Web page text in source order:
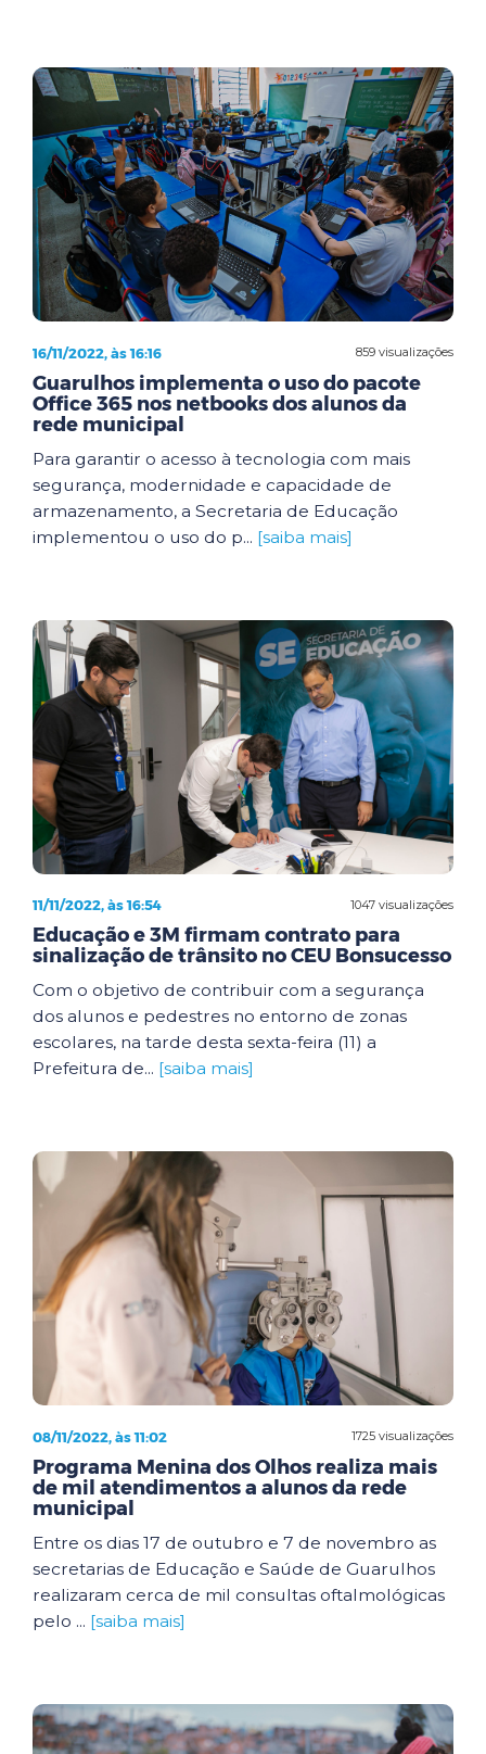
859 visualizações
16/11/2022, às 16:16
Guarulhos implementa o uso do pacote
Office 365 nos netbooks dos alunos da
rede municipal
Para garantir o acesso à tecnologia com mais
segurança, modernidade e capacidade de
armazenamento, a Secretaria de Educação
implementou o uso do p... [saiba mais]
1047 visualizações
11/11/2022, às 16:54
Educação e 3M firmam contrato para
sinalização de trânsito no CEU Bonsucesso
Com o objetivo de contribuir com a segurança
dos alunos e pedestres no entorno de zonas
escolares, na tarde desta sexta-feira (11) a
Prefeitura de... [saiba mais]
1725 visualizações
08/11/2022, às 11:02
Programa Menina dos Olhos realiza mais
de mil atendimentos a alunos da rede
municipal
Entre os dias 17 de outubro e 7 de novembro as
secretarias de Educação e Saúde de Guarulhos
realizaram cerca de mil consultas oftalmológicas
pelo ... [saiba mais]